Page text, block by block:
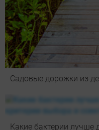
Садовые дорожки из
Какие бактерии лучше